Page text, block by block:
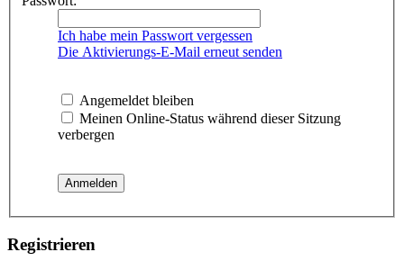
Ich habe mein Passwort vergessen
Die Aktivierungs-E-Mail erneut senden
Angemeldet bleiben
Meinen Online-Status während dieser Sitzung
verbergen
Registrieren